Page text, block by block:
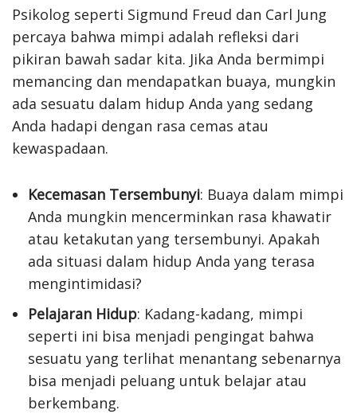
Psikolog seperti Sigmund Freud dan Carl Jung
percaya bahwa mimpi adalah refleksi dari
pikiran bawah sadar kita. Jika Anda bermimpi
memancing dan mendapatkan buaya, mungkin
ada sesuatu dalam hidup Anda yang sedang
Anda hadapi dengan rasa cemas atau
kewaspadaan.
Kecemasan Tersembunyi: Buaya dalam mimpi
Anda mungkin mencerminkan rasa khawatir
atau ketakutan yang tersembunyi. Apakah
ada situasi dalam hidup Anda yang terasa
mengintimidasi?
Pelajaran Hidup: Kadang-kadang, mimpi
seperti ini bisa menjadi pengingat bahwa
sesuatu yang terlihat menantang sebenarnya
bisa menjadi peluang untuk belajar atau
berkembang.